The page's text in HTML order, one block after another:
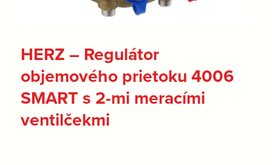
HERZ – Regulátor
objemového prietoku 4006
SMART s 2-mi meracími
ventilčekmi